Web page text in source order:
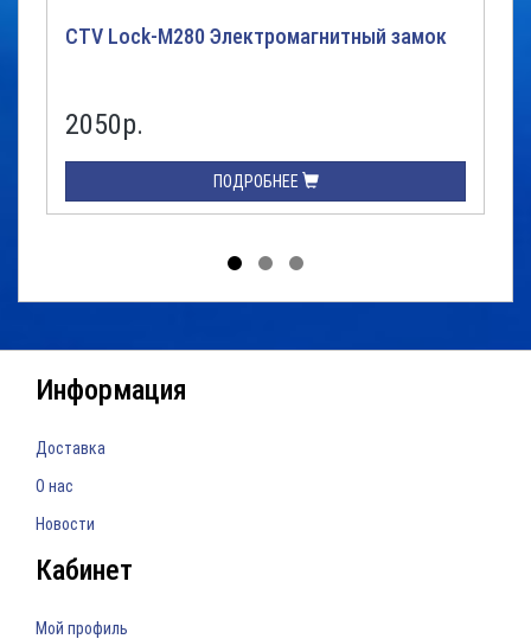
CTV Lock-M280 Электромагнитный замок
2050р.
ПОДРОБНЕЕ
Информация
Доставка
О нас
Новости
Кабинет
Мой профиль